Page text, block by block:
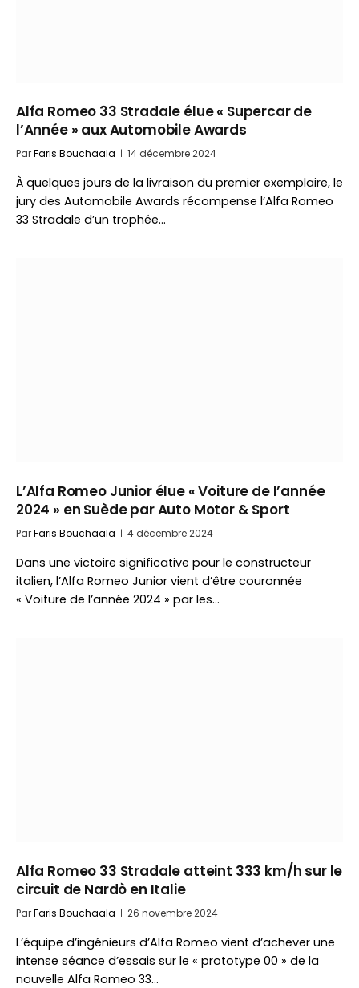
Alfa Romeo 33 Stradale élue « Supercar de
l’Année » aux Automobile Awards
ParFaris Bouchaala 14 décembre 2024
À quelques jours de la livraison du premier exemplaire, le
jury des Automobile Awards récompense l’Alfa Romeo
33 Stradale d’un trophée…
L’Alfa Romeo Junior élue « Voiture de l’année
2024 » en Suède par Auto Motor & Sport
ParFaris Bouchaala 4 décembre 2024
Dans une victoire significative pour le constructeur
italien, l’Alfa Romeo Junior vient d’être couronnée
« Voiture de l’année 2024 » par les…
Alfa Romeo 33 Stradale atteint 333 km/h sur le
circuit de Nardò en Italie
ParFaris Bouchaala 26 novembre 2024
L’équipe d’ingénieurs d’Alfa Romeo vient d’achever une
intense séance d’essais sur le « prototype 00 » de la
nouvelle Alfa Romeo 33…